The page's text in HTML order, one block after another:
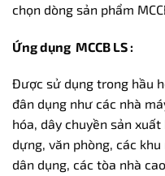
chọn dòng sản phẩm
Ứng dụng MCCB LS :
Được sử dụng trong hầu
đân dụng như các nhà
hóa, dây chuyền sản
dựng, văn phòng, các
dân dụng, các tòa nhà